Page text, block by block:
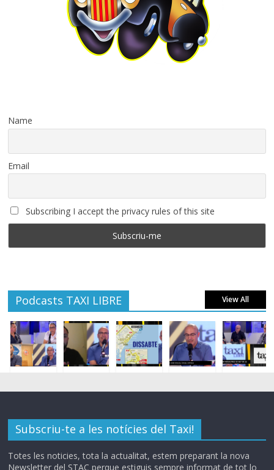
Name
Email
Subscribing I accept the privacy rules of this site
Podcasts TAXI LIBRE View All
Subscriu-te a les notícies del Taxi!
Totes les noticies, tota la actualitat, estem preparant la nova
Newsletter del STAC perque estiguis sempre informat de tot lo